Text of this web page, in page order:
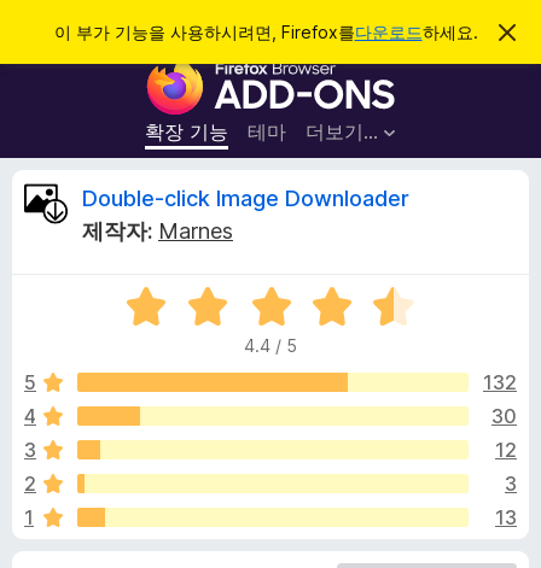
이 부가 기능을 사용하시려면, Firefox를다운로드하세요.
이
림
F
r
e
라
우
저
부
기
능
확장 기능 테마 더보기…
로그인
D
b
l
e
Double-click Image Downloader
제작자: Marnes
5
점
점
4
4
4.4 / 5
5
132
4
30
3
12
2
3
1
13